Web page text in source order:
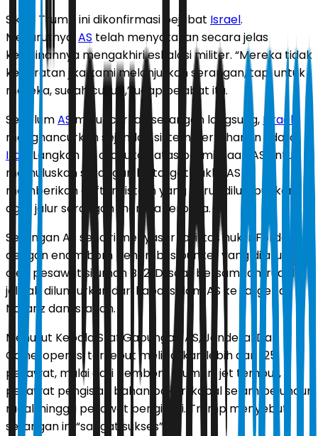
Sikap Trump ini dikonfirmasi pejabat Israel.
Menurutnya, AS telah menyatakan secara jelas
keinginannya mengakhiri eskalasi militer. “Mereka tidak
keberatan jika kami melanjutkan serangan, tapi untuk
mereka, sudah cukup,” ucap pejabat itu.
SebelumAS meluncurkan serangan langsung, Israel
menghancurkan sejumlah sistem pertahanan udara
Iran
. Langkah itu dilakukan atas permintaan AS untuk
memuluskan serangan ke target nuklir. AS
memberikan daftar sistem yang harus dilumpuhkan
agar jalur serangan mereka terbuka.
Serangan AS sendiri menyasar fasilitas nuklir Fordow
dengan enam bom penembus bunker yang dijatuhkan
oleh pesawat siluman B-2. Di saat bersamaan, rudal
jelajah diluncurkan dari kapal selam AS ke target di
Natanz dan Isfahan.
Menurut Kepala Staf Gabungan AS, Jenderal Dan
Caine, operasi tersebut melibatkan lebih dari 125
pesawat, mulai dari pembom siluman, jet tempur,
pesawat pengisian bahan bakar, kapal selam peluncur
rudal, hingga pesawat pengintai. Trump menyebut
serangan ini “sangat sukses”.